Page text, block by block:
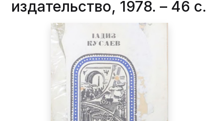
издательство, 1978. – 46 с.